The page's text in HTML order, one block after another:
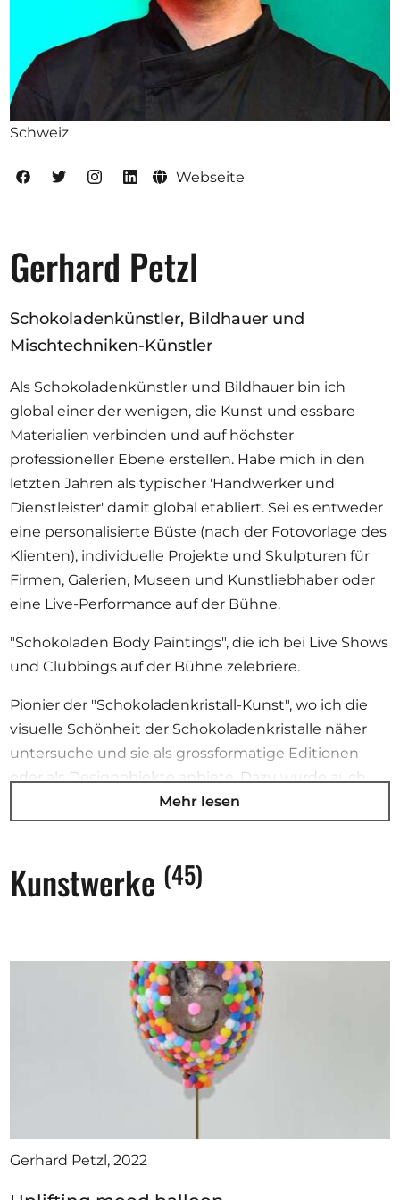
Ausschreibungen
Mitglied werden
Über uns
Help
Kontakt
Schweiz
Webseite
Gerhard Petzl
Schokoladenkünstler, Bildhauer und
Mischtechniken-Künstler
Als Schokoladenkünstler und Bildhauer bin ich
global einer der wenigen, die Kunst und essbare
Materialien verbinden und auf höchster
professioneller Ebene erstellen. Habe mich in den
letzten Jahren als typischer 'Handwerker und
Dienstleister' damit global etabliert. Sei es entweder
eine personalisierte Büste (nach der Fotovorlage des
Klienten), individuelle Projekte und Skulpturen für
Firmen, Galerien, Museen und Kunstliebhaber oder
eine Live-Performance auf der Bühne.
"Schokoladen Body Paintings", die ich bei Live Shows
und Clubbings auf der Bühne zelebriere.
Pionier der "Schokoladenkristall-Kunst", wo ich die
visuelle Schönheit der Schokoladenkristalle näher
untersuche und sie als grossformatige Editionen
oder als Designobjekte anbiete. Dazu wurde auch
ein Buch veröffentlicht: "Schokoladenkristalle - die
Seele der Schokolade".
Nach 15 Jahren im Beruf hatte ich mich 2003
entschieden eine künstlerische Ausbildung zu
habe diese mit einem Diplom abgeschlossen.
Seither arbeite ich auch mit anderen Medien, wie
Bronze, Stein, Holz, Fotografie, Videos, Malerei und
Grafiken. Mich einzuordnen ist schwierig, aber
gerade in so vielen verschiedenen Medien tätig zu
sein, reflektiert die Schönheit und Fülle der Kunst.
Nachdem ich über 40 Länder bereist habe fliessen
oft in meine Kunstwerke ein. Ein wesentliches
Mehr lesen
Kunstwerke (45)
Gerhard Petzl, 2022